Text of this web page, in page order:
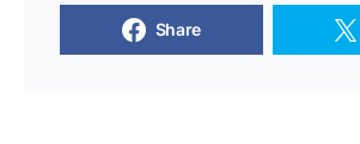
Share